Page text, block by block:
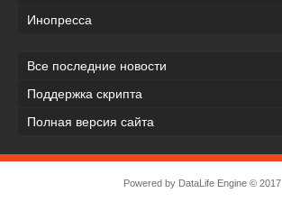
Инопресса
Все последние новости
Поддержка скрипта
Полная версия сайта
Powered by DataLife Engine© 2017